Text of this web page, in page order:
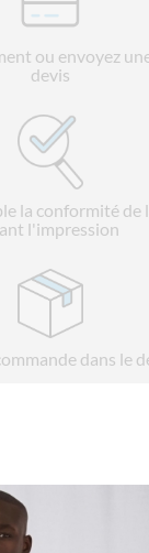
ou envoyez
devis
la conformité de
l'impression
dans le